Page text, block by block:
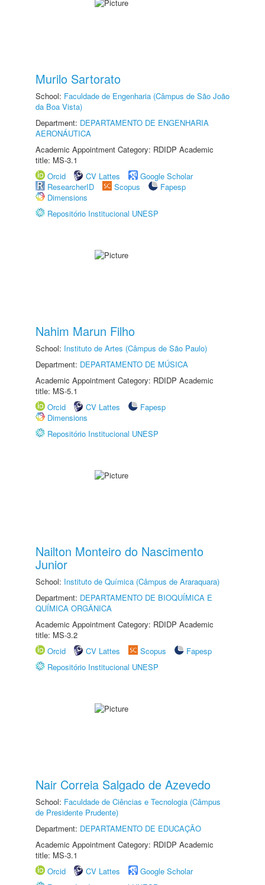
Murilo Sartorato
School: Faculdade de Engenharia (Câmpus de São João
da Boa Vista)
Department: DEPARTAMENTO DE ENGENHARIA
AERONÁUTICA
Academic Appointment Category: RDIDP Academic
title: MS-3.1
Orcid
CV Lattes
Google Scholar
ResearcherID
Scopus
Fapesp
Dimensions
Repositório Institucional UNESP
Nahim Marun Filho
School: Instituto de Artes (Câmpus de São Paulo)
Department: DEPARTAMENTO DE MÚSICA
Academic Appointment Category: RDIDP Academic
title: MS-5.1
Orcid
CV Lattes
Fapesp
Dimensions
Repositório Institucional UNESP
Nailton Monteiro do Nascimento
Junior
School: Instituto de Química (Câmpus de Araraquara)
Department: DEPARTAMENTO DE BIOQUÍMICA E
QUÍMICA ORGÂNICA
Academic Appointment Category: RDIDP Academic
title: MS-3.2
Orcid
CV Lattes Scopus
Fapesp
Repositório Institucional UNESP
Nair Correia Salgado de Azevedo
School: Faculdade de Ciências e Tecnologia (Câmpus
de Presidente Prudente)
Department: DEPARTAMENTO DE EDUCAÇÃO
Academic Appointment Category: RDIDP Academic
title: MS-3.1
Orcid
CV Lattes
Google Scholar